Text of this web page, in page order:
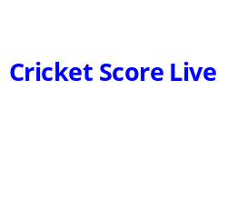
Cricket Score Live